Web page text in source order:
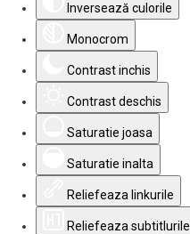
Inversează culorile
Monocrom
Contrast inchis
Contrast deschis
Saturatie joasa
Saturatie inalta
Reliefeaza linkurile
Reliefeaza subtitlurile